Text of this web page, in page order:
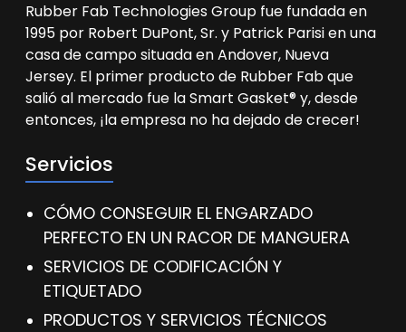
Rubber Fab Technologies Group fue fundada en
1995 por Robert DuPont, Sr. y Patrick Parisi en una
casa de campo situada en Andover, Nueva
Jersey. El primer producto de Rubber Fab que
salió al mercado fue la Smart Gasket® y, desde
entonces, ¡la empresa no ha dejado de crecer!
Servicios
CÓMO CONSEGUIR EL ENGARZADO
PERFECTO EN UN RACOR DE MANGUERA
SERVICIOS DE CODIFICACIÓN Y
ETIQUETADO
PRODUCTOS Y SERVICIOS TÉCNICOS